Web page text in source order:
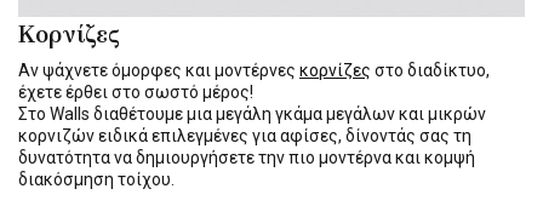
Κορνίζες
Αν ψάχνετε όμορφες και μοντέρνες κορνίζες στο διαδίκτυο,
έχετε έρθει στο σωστό μέρος!
Στο Walls διαθέτουμε μια μεγάλη γκάμα μεγάλων και μικρών
κορνιζών ειδικά επιλεγμένες για αφίσες, δίνοντάς σας τη
δυνατότητα να δημιουργήσετε την πιο μοντέρνα και κομψή
διακόσμηση τοίχου.